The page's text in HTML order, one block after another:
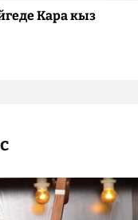
Кара кыз